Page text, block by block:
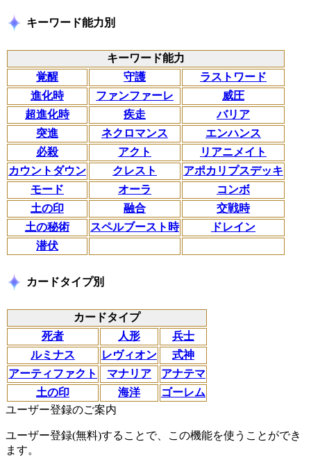
キーワード能力別
キーワード能力
覚醒
守護
ラストワード
進化時
ファンファーレ
威圧
超進化時
疾走
バリア
突進
ネクロマンス
エンハンス
必殺
アクト
リアニメイト
カウントダウン
クレスト
アポカリプスデッキ
モード
オーラ
コンボ
土の印
融合
交戦時
土の秘術
スペルブースト時
ドレイン
潜伏
カードタイプ別
カードタイプ
死者
人形
兵士
ルミナス
レヴィオン
式神
アーティファクト
マナリア
アナテマ
土の印
海洋
ゴーレム
ユーザー登録のご案内
ユーザー登録(無料)することで、この機能を使うことができ
ます。